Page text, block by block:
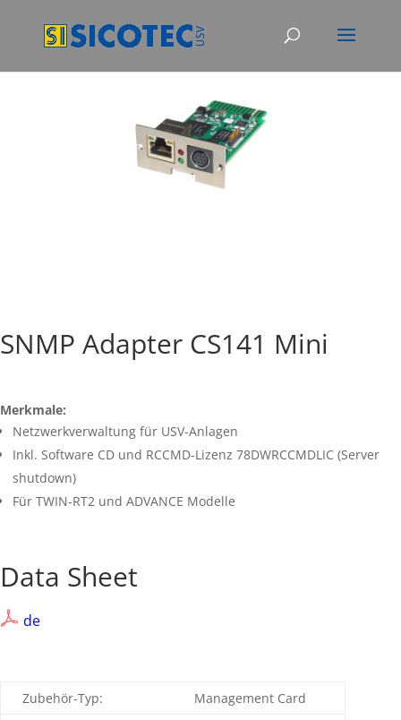
SNMP Adapter CS141 Mini
Merkmale:
Netzwerkverwaltung für USV-Anlagen
Inkl. Software CD und RCCMD-Lizenz 78DWRCCMDLIC (Server
shutdown)
Für TWIN-RT2 und ADVANCE Modelle
Data Sheet
de
Zubehör-Typ:
Management Card